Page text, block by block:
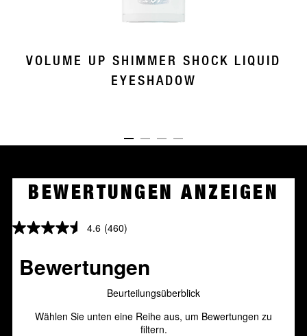
VOLUME UP SHIMMER SHOCK LIQUID
EYESHADOW
ITEM 01 (CURRENT SLIDE)
ITEM 02ITEM 03ITEM 04
BEWERTUNGEN ANZEIGEN
4.6 (460)
4.6
Bewertungen